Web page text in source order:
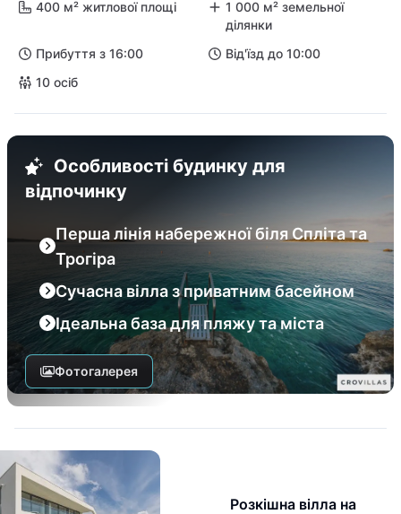
400 м² житлової площі
1 000 м² земельної
ділянки
Прибуття з 16:00
Від'їзд до 10:00
10 осіб
Особливості будинку для
відпочинку
Перша лінія набережної біля Спліта та
Трогіра
Сучасна вілла з приватним басейном
Ідеальна база для пляжу та міста
Фотогалерея
Розкішна вілла на